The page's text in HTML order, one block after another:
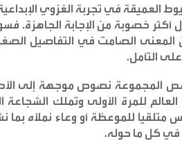
العميقة في تجربة الغزوي
أكثر خصوبة من الإجابة الجاهزة.
الصامت في التفاصيل
التأمل.
المجموعة نصوص موجهة إلى
للمرة الأولى وتملك الشجاعة
للموعظة أو وعاء نملأه بما
في كل ما حوله.